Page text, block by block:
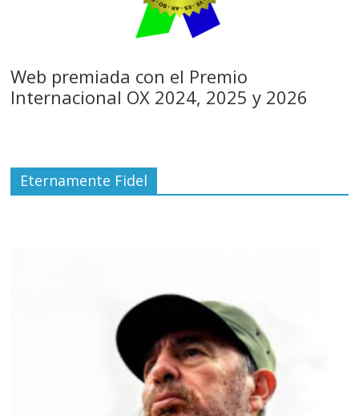
Web premiada con el Premio
Internacional OX 2024, 2025 y 2026
Eternamente Fidel